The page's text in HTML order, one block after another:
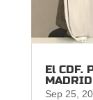
El CDF.
Sep 25,